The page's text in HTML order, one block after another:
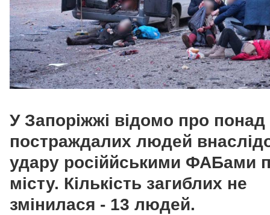
У Запоріжжі відомо про понад
постраждалих людей
удару російйськими ФАБами
місту. Кількість загиблих не
змінилася - 13 людей.